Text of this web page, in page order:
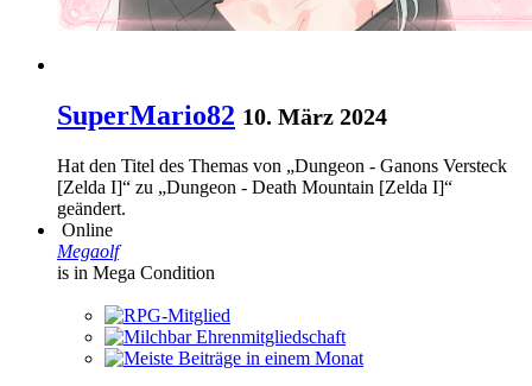
SuperMario82 10. März 2024
Hat den Titel des Themas von „Dungeon - Ganons Versteck
[Zelda I]“ zu „Dungeon - Death Mountain [Zelda I]“
geändert.
Online
Megaolf
is in Mega Condition